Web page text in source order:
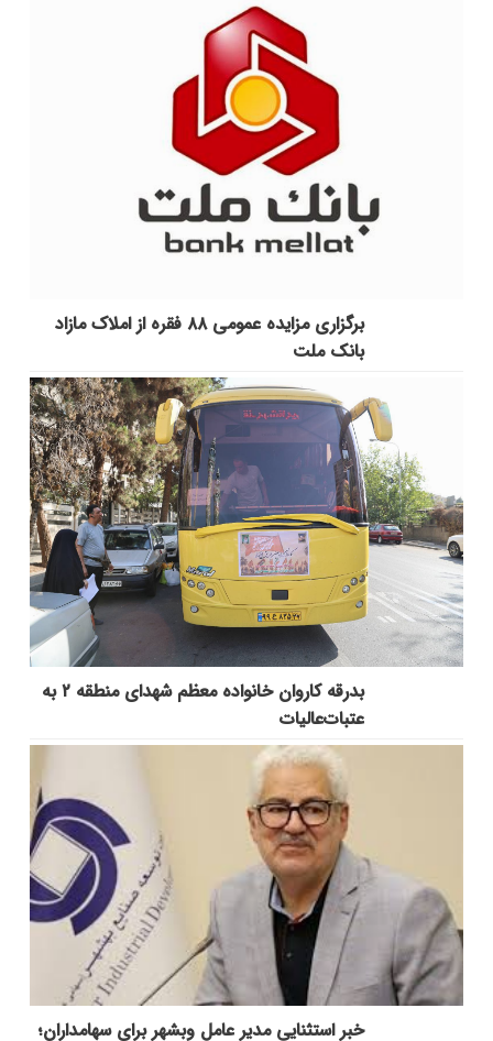
برگزاری مزایده عمومی ۸۸ فقره از املاک مازاد
بانک ملت
بدرقه کاروان خانواده معظم شهدای منطقه ۲ به
عتبات‌عالیات
خبر استثنایی مدیر عامل وبشهر برای سهامداران؛